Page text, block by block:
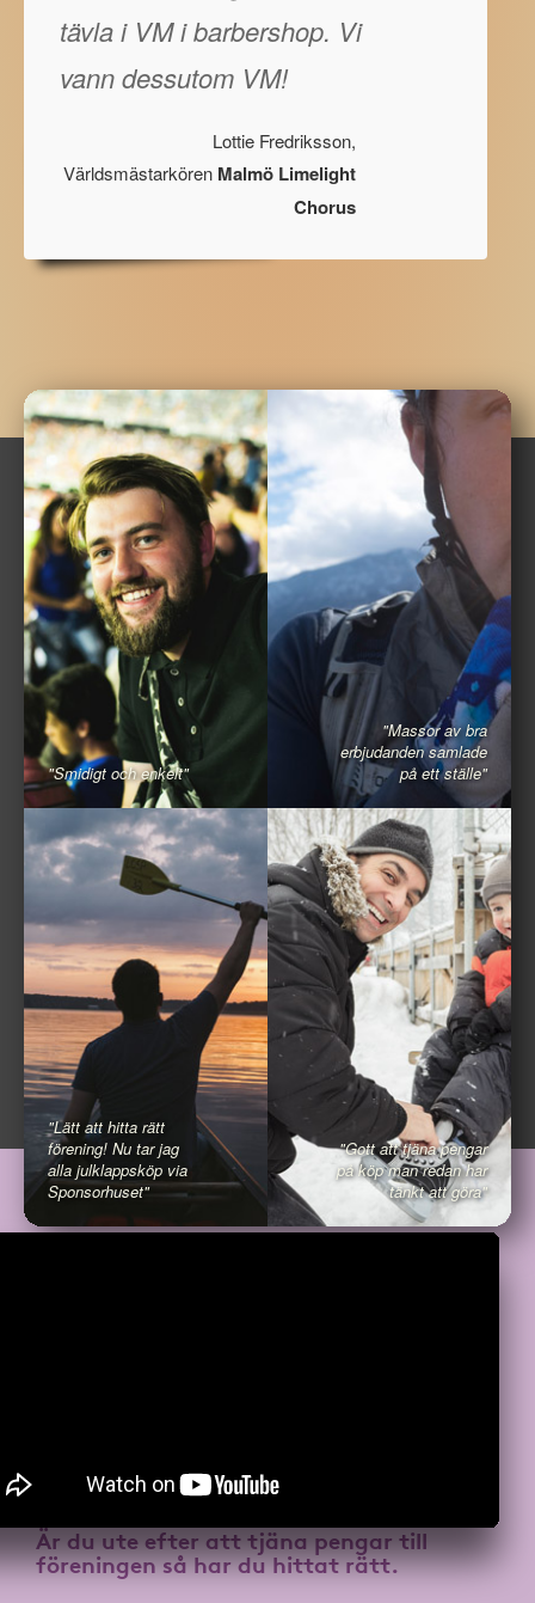
tävla i VM i barbershop. Vi
vann dessutom VM!
Lottie Fredriksson,
Världsmästarkören Malmö Limelight
Chorus
"Smidigt och enkelt"
"Massor av bra
erbjudanden samlade
på ett ställe"
"Lätt att hitta rätt
förening! Nu tar jag
alla julklappsköp via
Sponsorhuset"
"Gott att tjäna pengar
på köp man redan har
tänkt att göra"
Är du ute efter atttjäna pengar till
föreningenså har du hittat rätt.